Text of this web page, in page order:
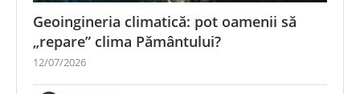
Geoingineria climatică: pot oamenii să
„repare” clima Pământului?
12/07/2026